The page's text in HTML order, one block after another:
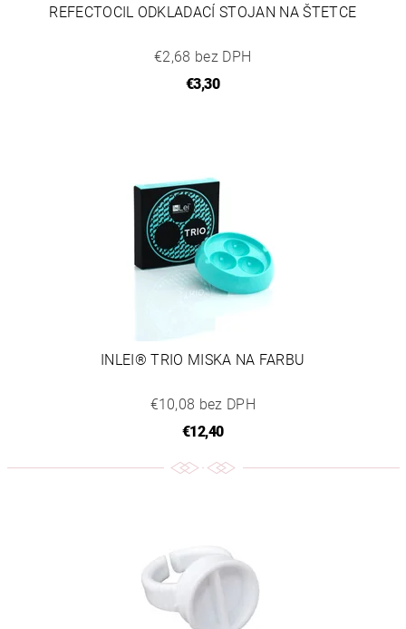
REFECTOCIL ODKLADACÍ STOJAN NA ŠTETCE
€2,68 bez DPH
€3,30
INLEI® TRIO MISKA NA FARBU
€10,08 bez DPH
€12,40